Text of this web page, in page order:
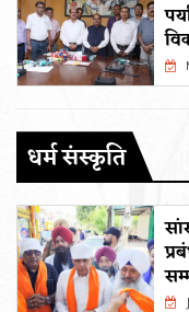
धर्म संस्कृति